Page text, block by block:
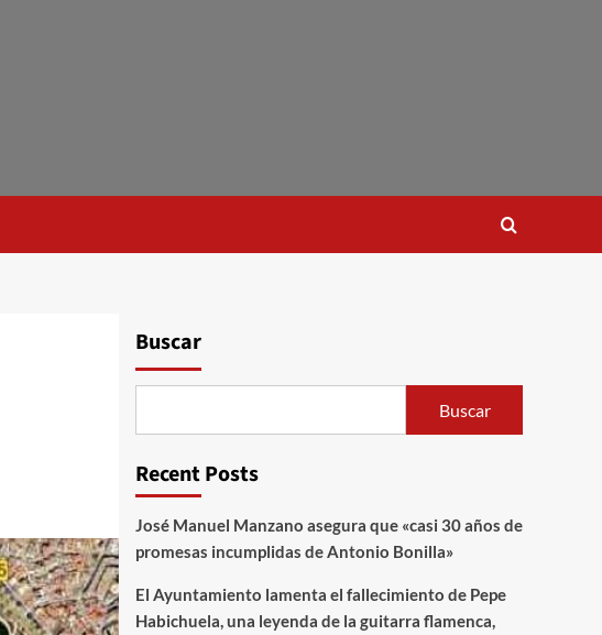
Buscar
Buscar
Recent Posts
José Manuel Manzano asegura que «casi 30 años de
promesas incumplidas de Antonio Bonilla»
El Ayuntamiento lamenta el fallecimiento de Pepe
Habichuela, una leyenda de la guitarra flamenca,